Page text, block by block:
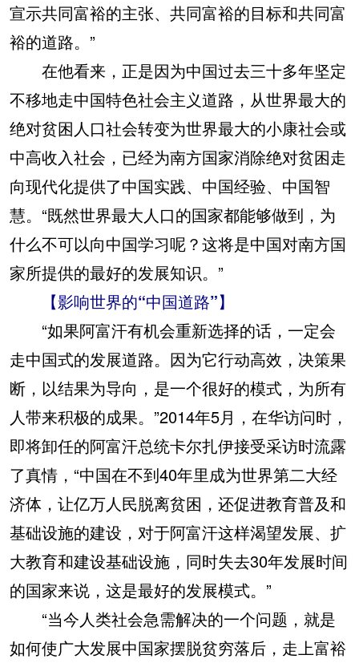
宣示共同富裕的主张、共同富裕的目标和共同富
裕的道路。”
在他看来，正是因为中国过去三十多年坚定
不移地走中国特色社会主义道路，从世界最大的
绝对贫困人口社会转变为世界最大的小康社会或
中高收入社会，已经为南方国家消除绝对贫困走
向现代化提供了中国实践、中国经验、中国智
慧。“既然世界最大人口的国家都能够做到，为
什么不可以向中国学习呢？这将是中国对南方国
家所提供的最好的发展知识。”
【影响世界的“中国道路”】
“如果阿富汗有机会重新选择的话，一定会
走中国式的发展道路。因为它行动高效，决策果
断，以结果为导向，是一个很好的模式，为所有
人带来积极的成果。”2014年5月，在华访问时，
即将卸任的阿富汗总统卡尔扎伊接受采访时流露
了真情，“中国在不到40年里成为世界第二大经
济体，让亿万人民脱离贫困，还促进教育普及和
基础设施的建设，对于阿富汗这样渴望发展、扩
大教育和建设基础设施，同时失去30年发展时间
的国家来说，这是最好的发展模式。”
“当今人类社会急需解决的一个问题，就是
如何使广大发展中国家摆脱贫穷落后，走上富裕